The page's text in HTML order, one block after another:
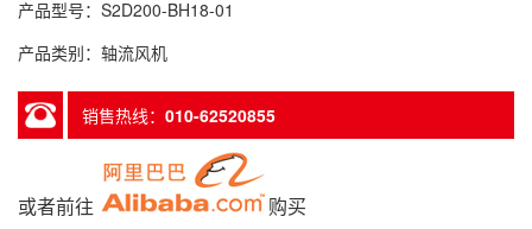
产品型号：S2D200-BH18-01
产品类别：轴流风机
销售热线： 010-62520855
或者前往 购买